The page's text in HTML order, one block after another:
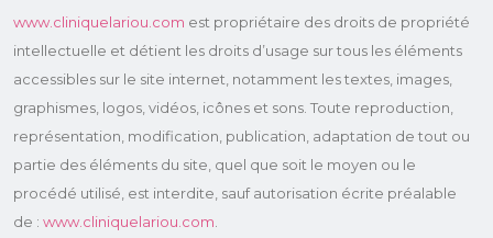
www.cliniquelariou.com est propriétaire des droits de propriété
intellectuelle et détient les droits d’usage sur tous les éléments
accessibles sur le site internet, notamment les textes, images,
graphismes, logos, vidéos, icônes et sons. Toute reproduction,
représentation, modification, publication, adaptation de tout ou
partie des éléments du site, quel que soit le moyen ou le
procédé utilisé, est interdite, sauf autorisation écrite préalable
de : www.cliniquelariou.com